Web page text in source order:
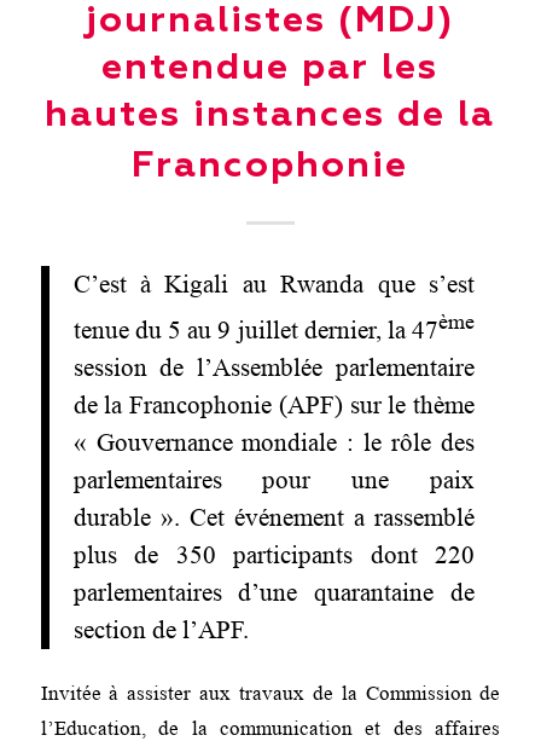
journalistes (MDJ)
entendue par les
hautes instances de la
Francophonie
C’est à Kigali au Rwanda que s’est
tenue du 5 au 9 juillet dernier, la 47ème
session de l’Assemblée parlementaire
de la Francophonie (APF) sur le thème
« Gouvernance mondiale : le rôle des
parlementaires pour une paix
durable ». Cet événement a rassemblé
plus de 350 participants dont 220
parlementaires d’une quarantaine de
section de l’APF.
Invitée à assister aux travaux de la Commission de
l’Education, de la communication et des affaires